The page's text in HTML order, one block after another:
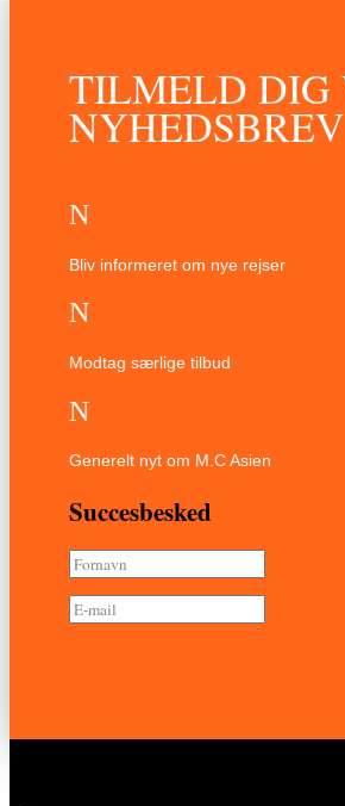
TILMELD DIG
NYHEDSBREV
N
Bliv informeret om nye rejser
N
Modtag særlige tilbud
N
Generelt nyt om M.C Asien
Succesbesked